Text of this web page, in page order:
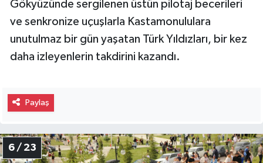
Gökyüzünde sergilenen üstün pilotaj becerileri
ve senkronize uçuşlarla Kastamonululara
unutulmaz bir gün yaşatan Türk Yıldızları, bir kez
daha izleyenlerin takdirini kazandı.
Paylaş
6 / 23